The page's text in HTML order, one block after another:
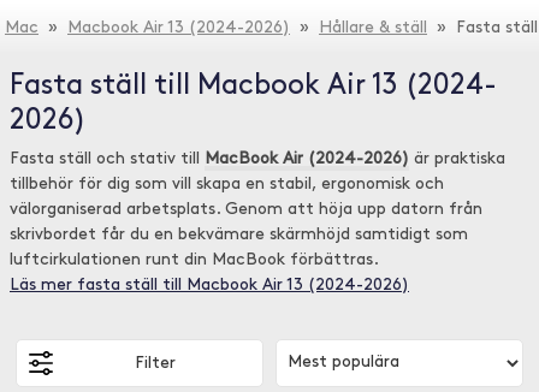
Mac » Macbook Air 13 (2024-2026) » Hållare & ställ » Fasta ställ
Fasta ställ till Macbook Air 13 (2024-
2026)
Fasta ställ och stativ till MacBook Air (2024-2026) är praktiska
tillbehör för dig som vill skapa en stabil, ergonomisk och
välorganiserad arbetsplats. Genom att höja upp datorn från
skrivbordet får du en bekvämare skärmhöjd samtidigt som
luftcirkulationen runt din MacBook förbättras.
Läs mer fasta ställ till Macbook Air 13 (2024-2026)
Filter